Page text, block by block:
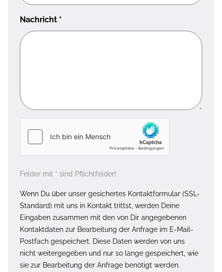
Nachricht *
Felder mit * sind Pflichtfelder!
Wenn Du über unser gesichertes Kontaktformular (SSL-
Standard) mit uns in Kontakt trittst, werden Deine
Eingaben zusammen mit den von Dir angegebenen
Kontaktdaten zur Bearbeitung der Anfrage im E-Mail-
Postfach gespeichert. Diese Daten werden von uns
nicht weitergegeben und nur so lange gespeichert, wie
sie zur Bearbeitung der Anfrage benötigt werden.